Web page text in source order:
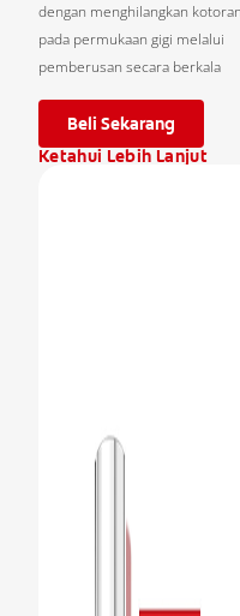
dengan menghilangkan kotoran
pada permukaan gigi melalui
pemberusan secara berkala
Beli Sekarang
Ketahui Lebih Lanjut